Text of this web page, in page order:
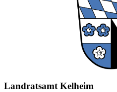
Landratsamt Kelheim